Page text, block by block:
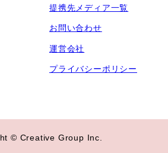
提携先メディア一覧
お問い合わせ
運営会社
プライバシーポリシー
© Creative Group Inc.